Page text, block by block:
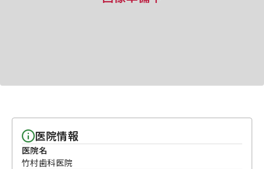
医院情報
医院名
竹村歯科医院